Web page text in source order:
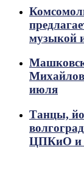
музыкой
июля
Танцы,
ЦПКиО и